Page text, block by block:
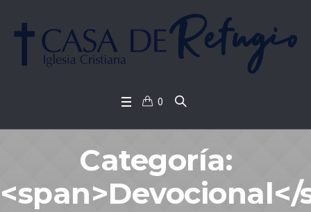
0
Categoría:
<span>Devocional</